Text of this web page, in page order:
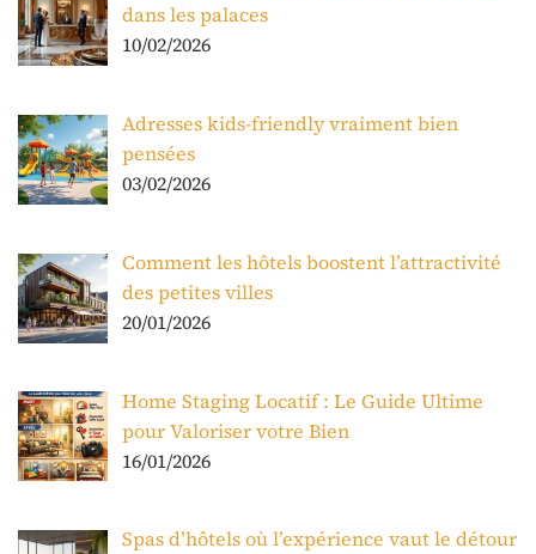
dans les palaces
10/02/2026
Adresses kids-friendly vraiment bien
pensées
03/02/2026
Comment les hôtels boostent l’attractivité
des petites villes
20/01/2026
Home Staging Locatif : Le Guide Ultime
pour Valoriser votre Bien
16/01/2026
Spas d’hôtels où l’expérience vaut le détour